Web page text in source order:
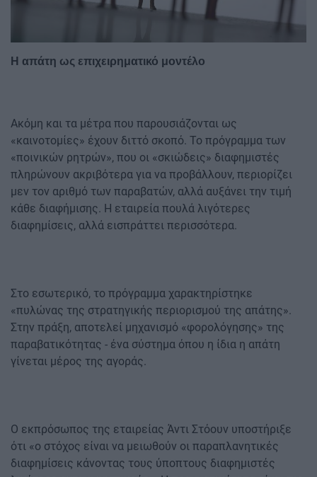
Η απάτη ως επιχειρηματικό μοντέλο
Ακόμη και τα μέτρα που παρουσιάζονται ως
«καινοτομίες» έχουν διττό σκοπό. Το πρόγραμμα των
«ποινικών ρητρών», που οι «σκιώδεις» διαφημιστές
πληρώνουν ακριβότερα για να προβάλλουν, περιορίζει
μεν τον αριθμό των παραβατών, αλλά αυξάνει την τιμή
κάθε διαφήμισης. Η εταιρεία πουλά λιγότερες
διαφημίσεις, αλλά εισπράττει περισσότερα.
Στο εσωτερικό, το πρόγραμμα χαρακτηρίστηκε
«πυλώνας της στρατηγικής περιορισμού της απάτης».
Στην πράξη, αποτελεί μηχανισμό «φορολόγησης» της
παραβατικότητας - ένα σύστημα όπου η ίδια η απάτη
γίνεται μέρος της αγοράς.
Ο εκπρόσωπος της εταιρείας Άντι Στόουν υποστήριξε
ότι «ο στόχος είναι να μειωθούν οι παραπλανητικές
διαφημίσεις κάνοντας τους ύποπτους διαφημιστές